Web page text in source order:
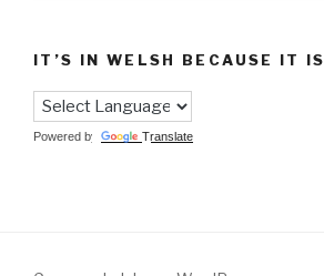
IT’S IN WELSH BECAUSE IT IS
Powered by Translate